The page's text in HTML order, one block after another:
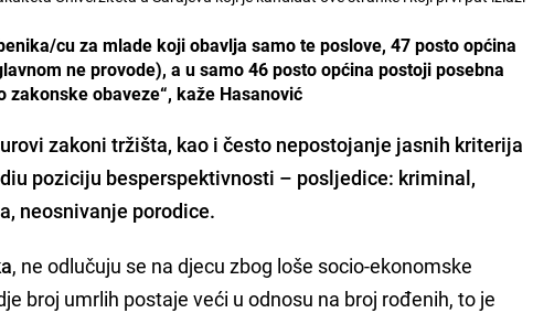
cu za mlade koji obavlja samo te poslove, 47 posto općina
ne provode), a u samo 46 posto općina postoji posebna
obaveze“, kaže Hasanović
zakoni tržišta, kao i često nepostojanje jasnih kriterija
u poziciju besperspektivnosti – posljedice: kriminal,
neosnivanje porodice.
, ne odlučuju se na djecu zbog loše socio-ekonomske
broj umrlih postaje veći u odnosu na broj rođenih, to je